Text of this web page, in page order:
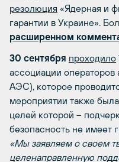
резолюция «Ядерная и
гарантии в Украине».
расширенном
30 сентября проходило
ассоциации
АЭС), которое
мероприятии также
целей которой –
безопасность не имеет
«Мы заявляем о своем
целенаправленную